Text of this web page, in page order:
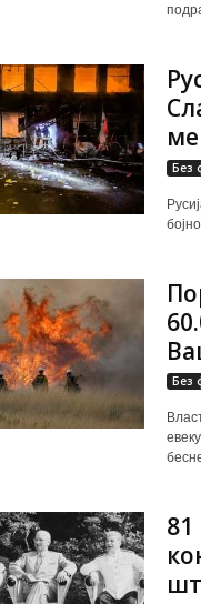
Без
Без